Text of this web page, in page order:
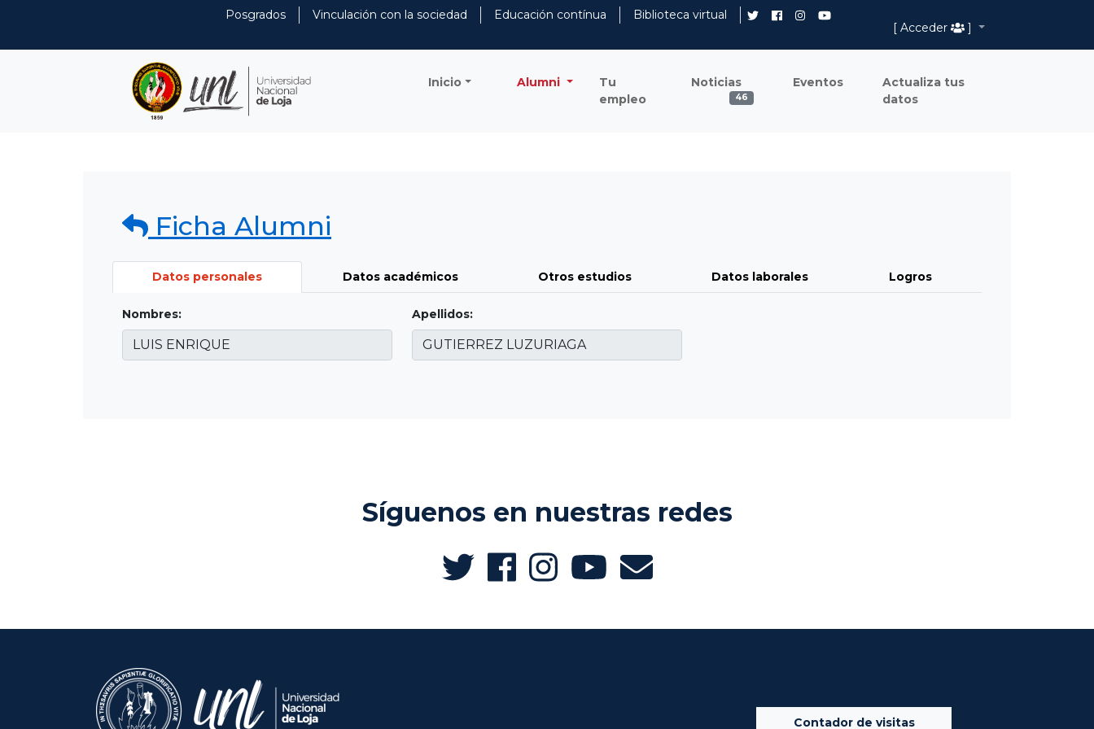
Posgrados Vinculación con la sociedad Educación contínua
Biblioteca virtual
[ Acceder
]
Inicio Alumni
Tu
empleo
Noticias
46
Eventos
Actualiza tus
datos
Ficha Alumni
Datos personales Datos académicos Otros estudios Datos laborales Logros
Nombres: Apellidos:
Síguenos en nuestras redes
Contador de visitas